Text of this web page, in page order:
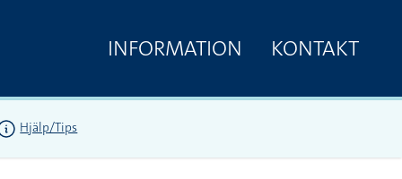
INFORMATION KONTAKT
Hjälp/Tips